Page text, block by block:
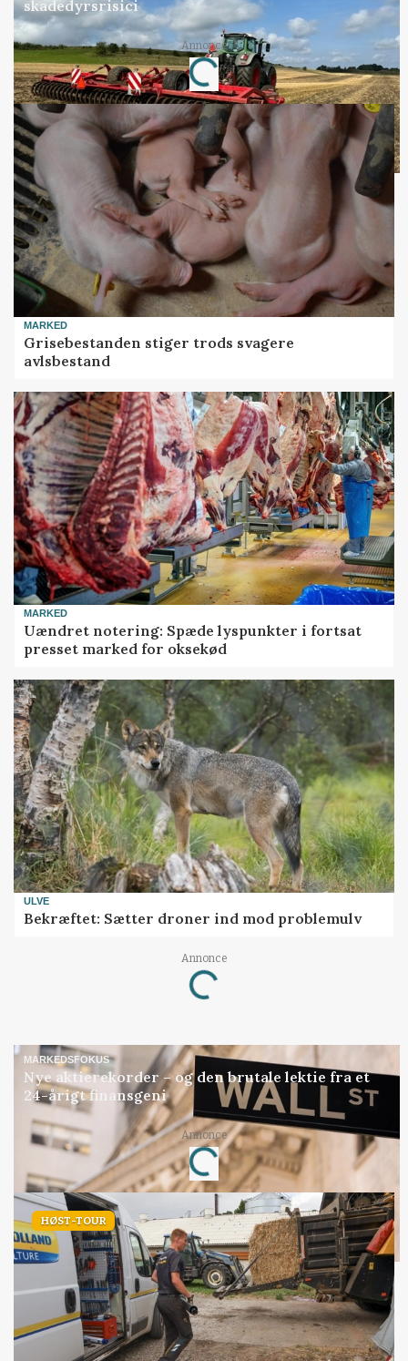
skadedyrsrisici
Annonce
Loading...
MARKED
Grisebestanden stiger trods svagere
avlsbestand
MARKED
Uændret notering: Spæde lyspunkter i fortsat
presset marked for oksekød
ULVE
Bekræftet: Sætter droner ind mod problemulv
Annonce
Loading...
MARKEDSFOKUS
Nye aktierekorder – og den brutale lektie fra et
24-årigt finansgeni
Annonce
Loading...
HØST-TOUR